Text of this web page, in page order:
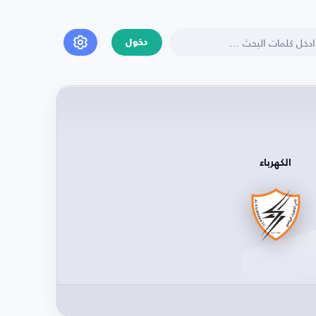
دخول
الكهرباء